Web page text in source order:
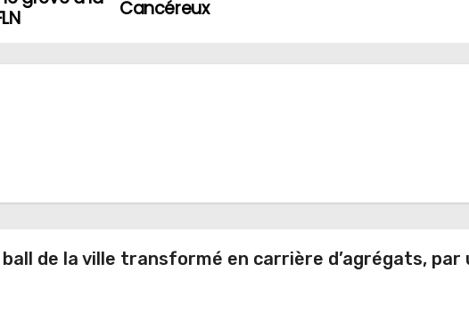
Cancéreux
de la ville transformé en carrière d’agrégats, par